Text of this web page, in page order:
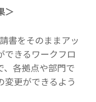
＞
書をそのままアッ
できるワークフロ
、各拠点や部門で
変更ができるよう